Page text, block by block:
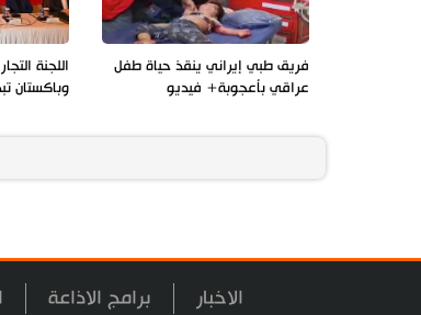
فريق طبي إيراني ينقذ حياة طفل
عراقي بأعجوبة+ فيديو
اللجنة
وباكستان
الاخبار برامج الاذاعة